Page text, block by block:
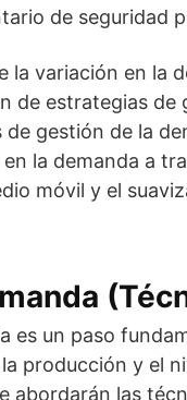
de seguridad
la variación en la
de estrategias
gestión de la
la demanda a
móvil y el
es un paso
producción y el
abordarán las